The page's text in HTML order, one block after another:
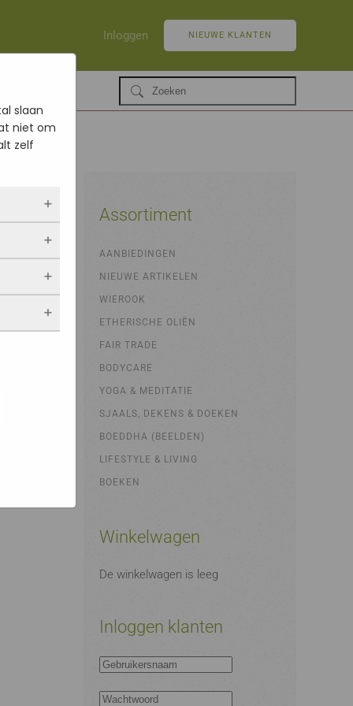
Inloggen NIEUWE KLANTEN
Assortiment
AANBIEDINGEN
NIEUWE ARTIKELEN
WIEROOK
ETHERISCHE OLIËN
FAIR TRADE
BODYCARE
YOGA & MEDITATIE
SJAALS, DEKENS & DOEKEN
BOEDDHA (BEELDEN)
LIFESTYLE & LIVING
BOEKEN
Winkelwagen
De winkelwagen is leeg
Inloggen klanten
slaan
niet om
zelf
als jij
blijven
Als je
van